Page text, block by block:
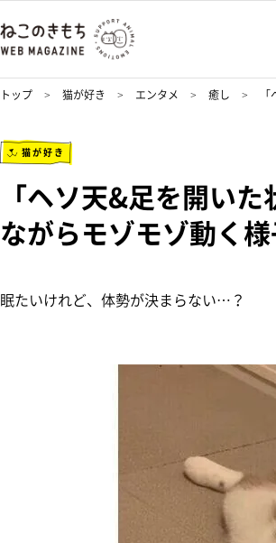
トップ 猫が好き エンタメ 癒し
猫が好き
「ヘソ天&足を開い
ながらモゾモゾ動く
眠たいけれど、体勢が決まらない…？